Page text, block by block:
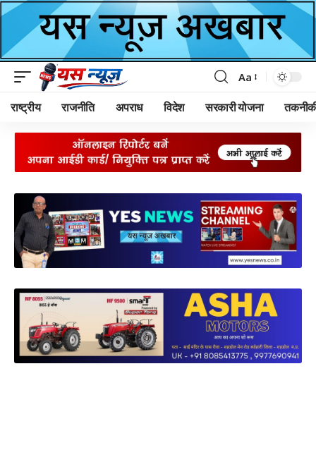
Font
Resizer
Aa
राष्ट्रीय राजनीति अपराध विदेश सरकारी योजना